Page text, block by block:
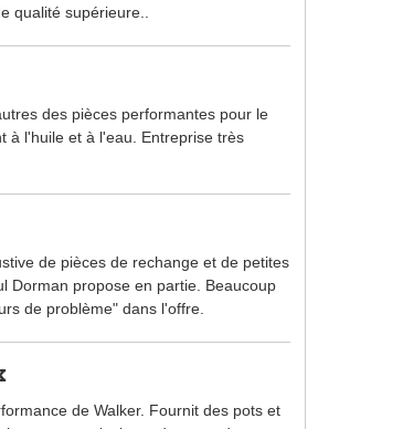
qualité supérieure..
des pièces performantes pour le
à l'huile et à l'eau. Entreprise très
de pièces de rechange et de petites
Dorman propose en partie. Beaucoup
de problème" dans l'offre.
de Walker. Fournit des pots et